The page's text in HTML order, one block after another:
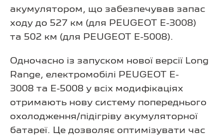
акумулятором, що забезпечував запас
ходу до 527 км (для PEUGEOT Е-3008)
та 502 км (для PEUGEOT Е-5008).
Одночасно із запуском нової версії Long
Range, електромобілі PEUGEOT E-
3008 та E-5008 у всіх модифікаціях
отримають нову систему попереднього
охолодження/підігріву акумуляторної
батареї. Це дозволяє оптимізувати час